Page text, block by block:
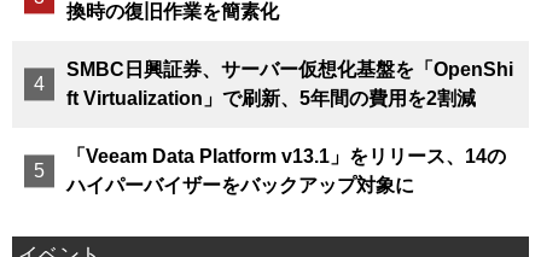
換時の復旧作業を簡素化
SMBC日興証券、サーバー仮想化基盤を「OpenShi
ft Virtualization」で刷新、5年間の費用を2割減
「Veeam Data Platform v13.1」をリリース、14の
ハイパーバイザーをバックアップ対象に